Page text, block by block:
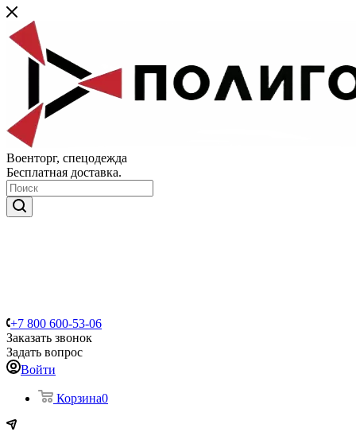
Военторг, спецодежда
Бесплатная доставка.
+7 800 600-53-06
Заказать звонок
Задать вопрос
Войти
Корзина0